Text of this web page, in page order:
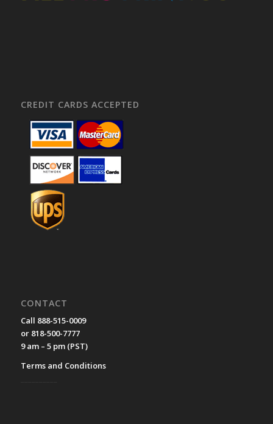
CREDIT CARDS ACCEPTED
CONTACT
Call 888-515-0009
or 818-500-7777
9 am – 5 pm (PST)
Terms and Conditions